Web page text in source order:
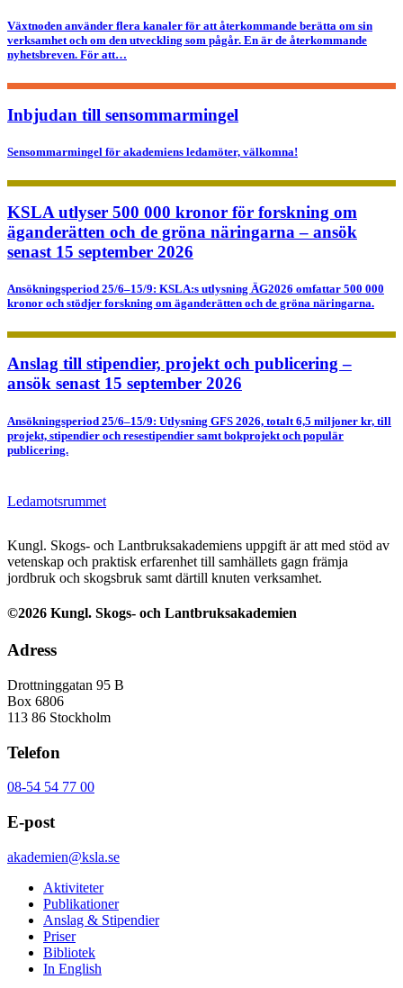
Växtnoden använder flera kanaler för att återkommande berätta om sin
verksamhet och om den utveckling som pågår. En är de återkommande
nyhetsbreven. För att…
Inbjudan till sensommarmingel
Sensommarmingel för akademiens ledamöter, välkomna!
KSLA utlyser 500 000 kronor för forskning om
äganderätten och de gröna näringarna – ansök
senast 15 september 2026
Ansökningsperiod 25/6–15/9: KSLA:s utlysning ÄG2026 omfattar 500 000
kronor och stödjer forskning om äganderätten och de gröna näringarna.
Anslag till stipendier, projekt och publicering –
ansök senast 15 september 2026
Ansökningsperiod 25/6–15/9: Utlysning GFS 2026, totalt 6,5 miljoner kr, till
projekt, stipendier och resestipendier samt bokprojekt och populär
publicering.
Ledamotsrummet
Kungl. Skogs- och Lantbruksakademiens uppgift är att med stöd av
vetenskap och praktisk erfarenhet till samhällets gagn främja
jordbruk och skogsbruk samt därtill knuten verksamhet.
©2026 Kungl. Skogs- och Lantbruksakademien
Adress
Drottninggatan 95 B
Box 6806
113 86 Stockholm
Telefon
08-54 54 77 00
E-post
akademien@ksla.se
Aktiviteter
Publikationer
Anslag & Stipendier
Priser
Bibliotek
In English